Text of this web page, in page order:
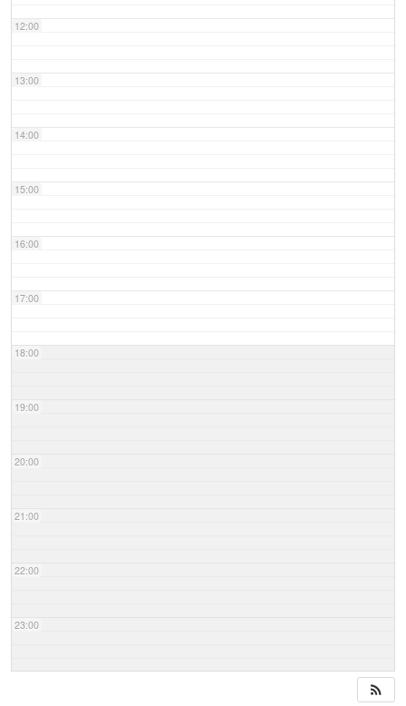
12:00
13:00
14:00
15:00
16:00
17:00
18:00
19:00
20:00
21:00
22:00
23:00